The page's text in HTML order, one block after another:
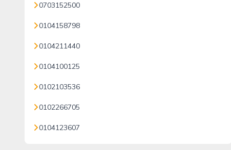
0703152500
0104158798
0104211440
0104100125
0102103536
0102266705
0104123607